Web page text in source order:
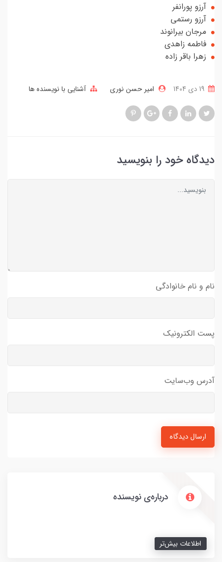
آرزو پورانفر
آرزو رستمی
مرجان بیرانوند
فاطمه زاهدی
زهرا باقر زاده
امیر حسن نوری آشنایی با نویسنده ها
دیدگاه خود را بنویسید
نام و نام خانوادگی
پست الکترونیک
آدرس وب‌سایت
ارسال دیدگاه
درباره‌ی نویسنده
اطلاعات بیش‌تر